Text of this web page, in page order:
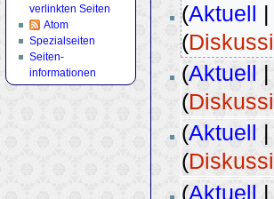
(Aktuell |
(
(Aktuell
(
(Aktuell
(
(Aktuell |
verlinkten Seiten
Atom
Spezialseiten
Seiten­
informationen